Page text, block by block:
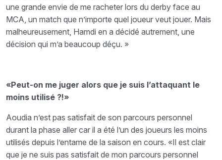
une grande envie de me racheter lors du derby face au
MCA, un match que n’importe quel joueur veut jouer. Mais
malheureusement, Hamdi en a décidé autrement, une
décision qui m’a beaucoup déçu. »
«Peut-on me juger alors que je suis l’attaquant le
moins utilisé ?!»
Aoudia n’est pas satisfait de son parcours personnel
durant la phase aller car il a été l’un des joueurs les moins
utilisés depuis l’entame de la saison en cours. «Il est clair
que je ne suis pas satisfait de mon parcours personnel